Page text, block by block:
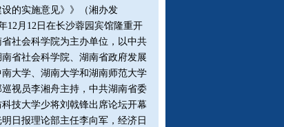
的实施意见》》（湘办发
12月12日在长沙蓉园宾馆隆重开
社会科学院为主办单位，以中共
省社会科学院、湖南省政府发展
大学、湖南大学和湖南师范大学
视员李湘舟主持，中共湖南省委
技大学少将刘戟锋出席论坛开幕
日报理论部主任李向军，经济日